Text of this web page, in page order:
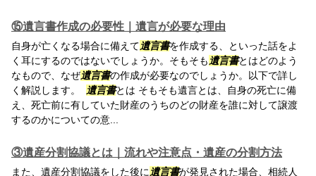
⑮遺言書作成の必要性｜遺言が必要な理由
自身が亡くなる場合に備えて遺言書を作成する、といった話をよ
く耳にするのではないでしょうか。そもそも 遺言書とはどのよう
なもので、なぜ遺言書の作成が必要なのでしょうか。以下で詳し
く解説します。
遺言書とは そもそも遺言とは、自身の死亡に備
え、死亡前に有していた財産のうちのどの財産を誰に対して譲渡
するのかについての意...
③遺産分割協議とは｜流れや注意点・遺産の分割方法
また、遺産分割協議をした後に 遺言書が発見された場合、相続人